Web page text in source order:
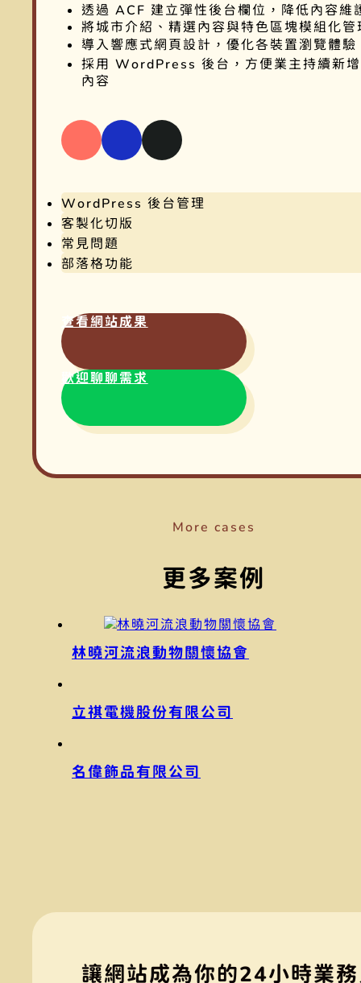
透過 ACF 建立彈性後台欄位，降低內容維
將城市介紹、精選內容與特色區塊模組化管
導入響應式網頁設計，優化各裝置瀏覽體驗
採用 WordPress 後台，方便業主持續新
內容
WordPress 後台管理
客製化切版
常見問題
部落格功能
查看網站成果
歡迎聊聊需求
More cases
更多案例
林曉河流浪動物關懷協會
立祺電機股份有限公司
名偉飾品有限公司
讓網站成為你的24小時業